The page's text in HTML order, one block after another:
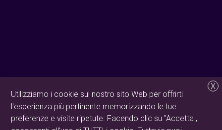
X
Utilizziamo i cookie sul nostro sito Web per offrirti
l'esperienza più pertinente memorizzando le tue
preferenze e visite ripetute. Facendo clic su "Accetta",